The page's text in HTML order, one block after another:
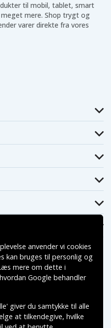
til mobil, tablet, smart
mere. Shop trygt og
varer direkte fra vores
anvender vi cookies
kan bruges til personlig og
mere om dette i
Google behandler
giver du samtykke til alle
at tilkendegive, hvilke